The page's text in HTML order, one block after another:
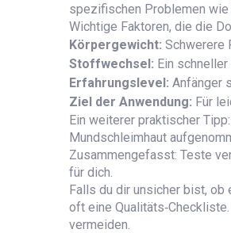
spezifischen Problemen wie
Wichtige Faktoren, die die
Körpergewicht: Schwerere
Stoffwechsel: Ein
Erfahrungslevel: Anfänger
Ziel der Anwendung: Für
Ein weiterer praktischer
Mundschleimhaut
Zusammengefasst: Teste
für dich.
Falls du dir unsicher bist,
oft eine
vermeiden.